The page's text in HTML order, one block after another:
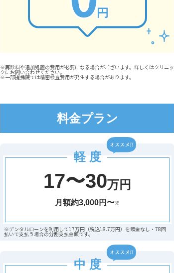
※再診料や追加処置の費用が必要になる場合がございます。詳しくはクリニッ
クにお問い合わせください。
※一部提携院では精密検査費用が発生する場合があります。
料金プラン
軽 度
17〜30万円
月額約3,000円〜※
※デンタルローンを利用して17万円（税込18.7万円）を頭金なし・78回
払いで支払う場合の分割支払金額です。
中 度